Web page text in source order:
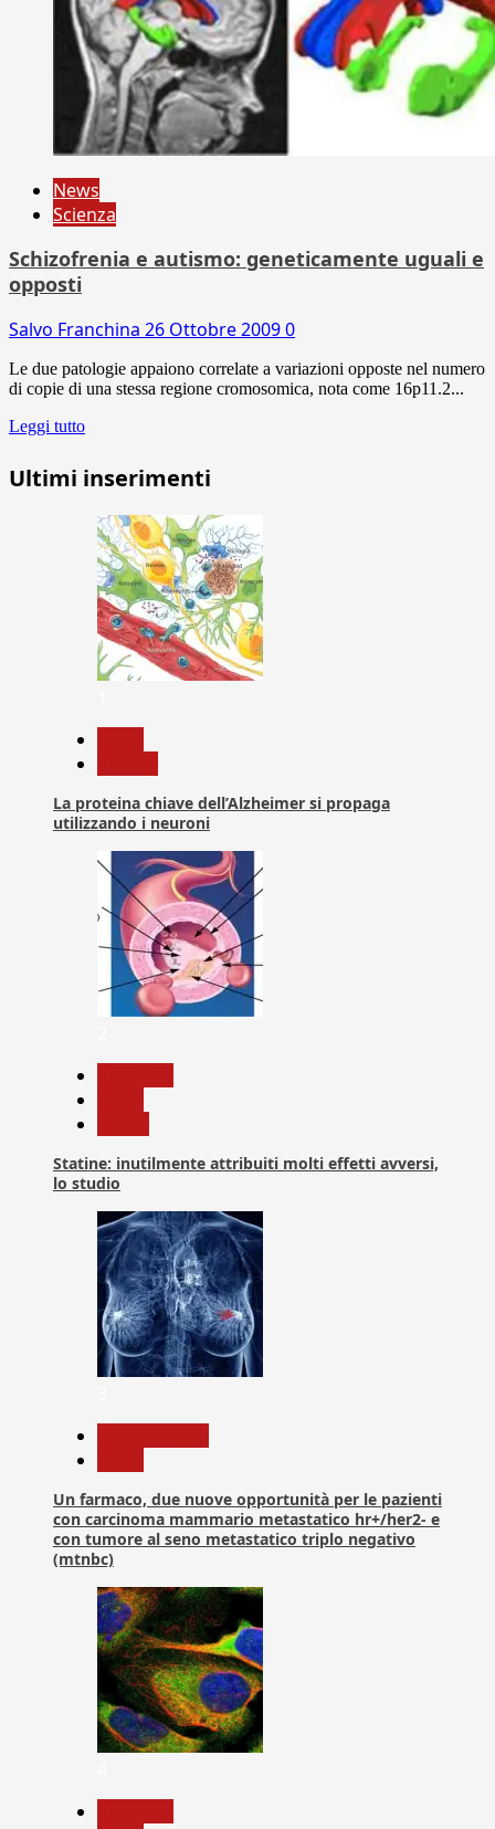
News
Scienza
Schizofrenia e autismo: geneticamente uguali e
opposti
Salvo Franchina 26 Ottobre 20090
Le due patologie appaiono correlate a variazioni opposte nel numero
di copie di una stessa regione cromosomica, nota come 16p11.2...
Leggi tutto
Ultimi inserimenti
La proteina chiave dell’Alzheimer si propaga
utilizzando i neuroni
Statine: inutilmente attribuiti molti effetti avversi,
lo studio
Un farmaco, due nuove opportunità per le pazienti
con carcinoma mammario metastatico hr+/her2- e
con tumore al seno metastatico triplo negativo
(mtnbc)